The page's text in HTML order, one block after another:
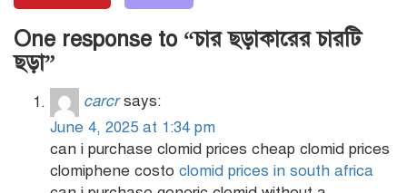
One response to “চার ছড়াকারের চারটি
ছড়া”
carcr says:
June 4, 2025 at 1:34 pm
can i purchase clomid prices cheap clomid prices
clomiphene costo clomid prices in south africa